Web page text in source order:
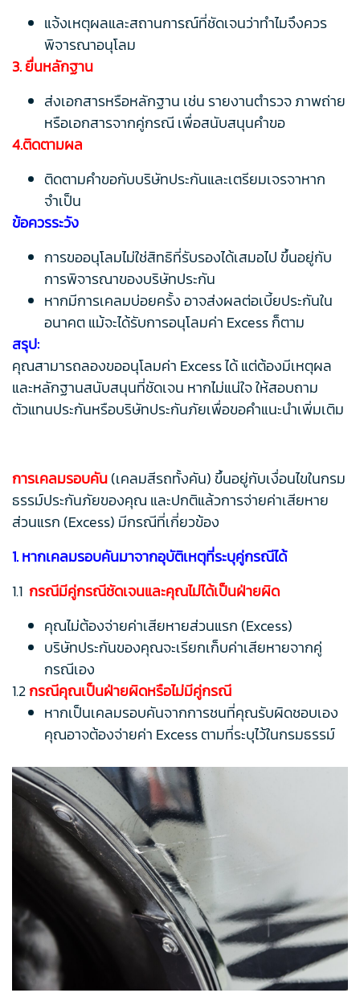
แจ้งเหตุผลและสถานการณ์ที่ชัดเจนว่าทำไมจึงควร
พิจารณาอนุโลม
3. ยื่นหลักฐาน
ส่งเอกสารหรือหลักฐาน เช่น รายงานตำรวจ ภาพถ่าย
หรือเอกสารจากคู่กรณี เพื่อสนับสนุนคำขอ
4.ติดตามผล
ติดตามคำขอกับบริษัทประกันและเตรียมเจรจาหาก
จำเป็น
ข้อควรระวัง
การขออนุโลมไม่ใช่สิทธิที่รับรองได้เสมอไป ขึ้นอยู่กับ
การพิจารณาของบริษัทประกัน
หากมีการเคลมบ่อยครั้ง อาจส่งผลต่อเบี้ยประกันใน
อนาคต แม้จะได้รับการอนุโลมค่า Excess ก็ตาม
สรุป:
คุณสามารถลองขออนุโลมค่า Excess ได้ แต่ต้องมีเหตุผล
และหลักฐานสนับสนุนที่ชัดเจน หากไม่แน่ใจ ให้สอบถาม
ตัวแทนประกันหรือบริษัทประกันภัยเพื่อขอคำแนะนำเพิ่มเติม
การเคลมรอบคัน(เคลมสีรถทั้งคัน) ขึ้นอยู่กับเงื่อนไขในกรม
ธรรม์ประกันภัยของคุณ และปกติแล้วการจ่ายค่าเสียหาย
ส่วนแรก (Excess) มีกรณีที่เกี่ยวข้อง
1. หากเคลมรอบคันมาจากอุบัติเหตุที่ระบุคู่กรณีได้
1.1 กรณีมีคู่กรณีชัดเจนและคุณไม่ได้เป็นฝ่ายผิด
คุณไม่ต้องจ่ายค่าเสียหายส่วนแรก (Excess)
บริษัทประกันของคุณจะเรียกเก็บค่าเสียหายจากคู่
กรณีเอง
1.2กรณีคุณเป็นฝ่ายผิดหรือไม่มีคู่กรณี
หากเป็นเคลมรอบคันจากการชนที่คุณรับผิดชอบเอง
คุณอาจต้องจ่ายค่า Excess ตามที่ระบุไว้ในกรมธรรม์